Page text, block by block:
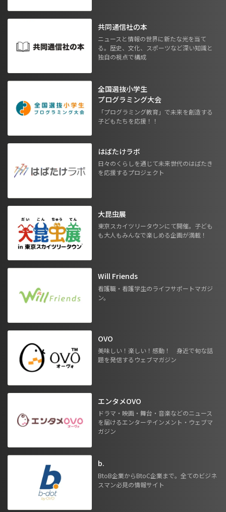
共同通信社の本
ニュースと情報の世界に新たな光を当て
る。歴史、文化、スポーツなど深い知識と
独自の視点で構成
全国選抜小学生
プログラミング大会
「プログラミング教育」で未来を創造する
子どもたちを応援！！
はばたけラボ
日々のくらしを通じて未来世代のはばたき
を応援するプロジェクト
大昆虫展
東京スカイツリータウンにて開催。子ども
も大人もみんなで楽しめる企画が満載！
Will Friends
看護職・看護学生のライフサポートマガジ
ン。
OVO
美味しい！楽しい！感動！ 身近で旬な話
題を発信するウェブマガジン
エンタメOVO
ドラマ・映画・舞台・音楽などのニュース
を届けるエンターテインメント・ウェブマ
ガジン
b.
BtoB企業からBtoC企業まで。全てのビジネ
スマン必見の情報サイト